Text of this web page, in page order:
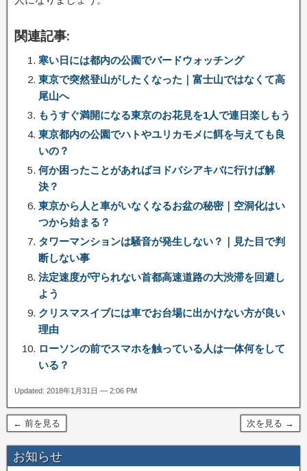
関連記事:
寒い日には都内の公園でバードウォッチング
東京で突然登山がしたくなった｜富士山ではなくて高
尾山へ
もうすぐ満開になる東京のお花見を1人で連日楽しもう
東京都内の公園でハトやユリカモメに餌を与えても良
いの？
何か困ったことがあればヨドバシアキバに行けば解
決？
東京から人と車がいなくなるお盆の秘密｜空洞化はい
つから始まる？
タワーマンションは騒音が発生しない？｜見た目で判
断しない事
法定速度が守られない首都高速道路の大渋滞を回避し
よう
クリスマスイブには車でお台場に出かけない方が良い
理由
ローソンの前でスマホを触っている人は一体何をして
いる？
Updated: 2018年1月31日 — 2:06 PM
← 前を見る 次を見る →
お知らせ